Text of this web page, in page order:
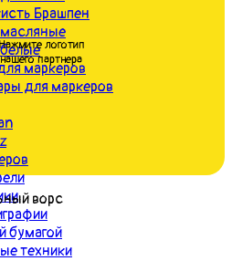
Брашпен
маркеров
для маркеров
бумагой
техники
Нажмите логотип
нашего партнера
ворс